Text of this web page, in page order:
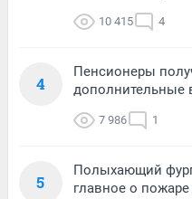
10 415 4
4
Пенсионеры
дополнительные
7 986 1
5
Полыхающий
главное о пожаре